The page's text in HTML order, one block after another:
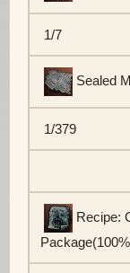
1/7
Sealed
1/379
Recipe: